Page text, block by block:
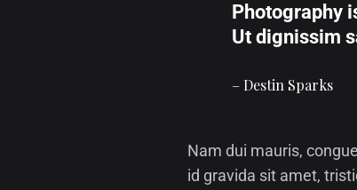
Photography
Ut dignissim
– Destin Sparks
Nam dui mauris,
id gravida sit amet,